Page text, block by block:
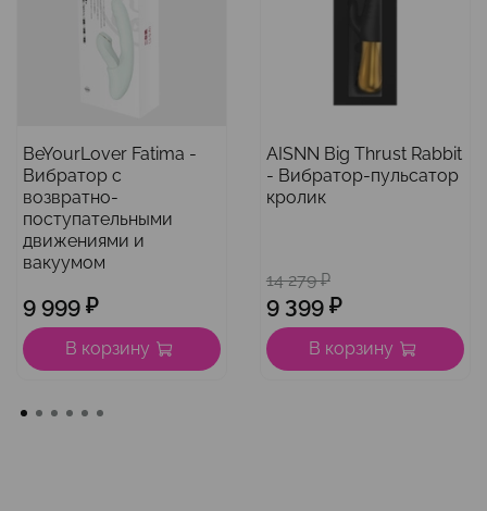
BeYourLover Fatima -
Вибратор с
возвратно-
поступательными
движениями и
вакуумом
9 999 ₽
В корзину
AISNN Big Thrust Rabbit
- Вибратор-пульсатор
кролик
14 279 ₽
9 399 ₽
В корзину